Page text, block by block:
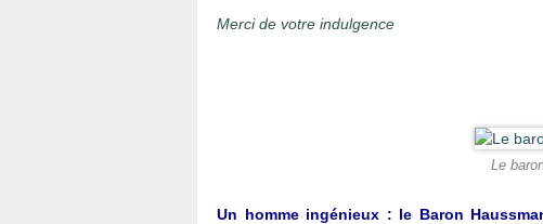
Merci de votre indulgence
Le
Un homme ingénieux : le Baron